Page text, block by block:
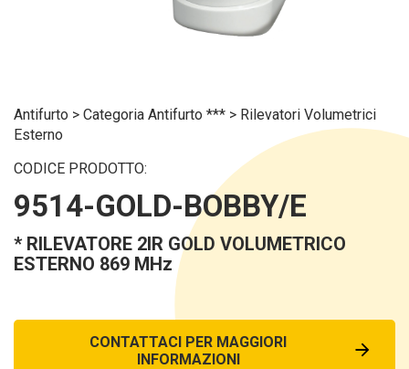
Antifurto > Categoria Antifurto *** > Rilevatori Volumetrici
Esterno
CODICE PRODOTTO:
9514-GOLD-BOBBY/E
* RILEVATORE 2IR GOLD VOLUMETRICO
ESTERNO 869 MHz
CONTATTACI PER MAGGIORI
INFORMAZIONI